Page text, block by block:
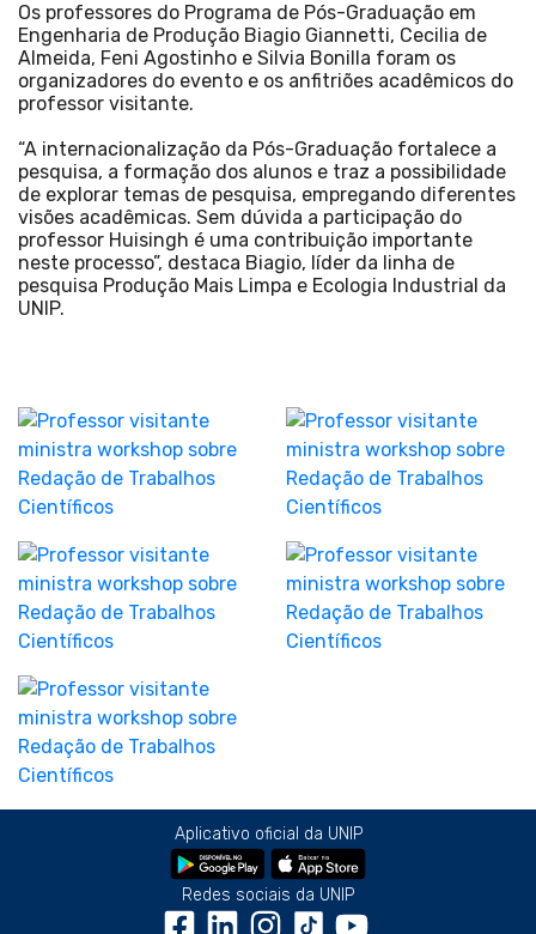
Os professores do Programa de Pós-Graduação em
Engenharia de Produção Biagio Giannetti, Cecilia de
Almeida, Feni Agostinho e Silvia Bonilla foram os
organizadores do evento e os anfitriões acadêmicos do
professor visitante.
“A internacionalização da Pós-Graduação fortalece a
pesquisa, a formação dos alunos e traz a possibilidade
de explorar temas de pesquisa, empregando diferentes
visões acadêmicas. Sem dúvida a participação do
professor Huisingh é uma contribuição importante
neste processo”, destaca Biagio, líder da linha de
pesquisa Produção Mais Limpa e Ecologia Industrial da
UNIP.
Aplicativo oficial da UNIP
Redes sociais da UNIP